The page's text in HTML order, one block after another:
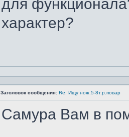
для
характер?
Заголовок сообщения: Re: Ищу нож.5-8т.р.повар
Самура Вам в